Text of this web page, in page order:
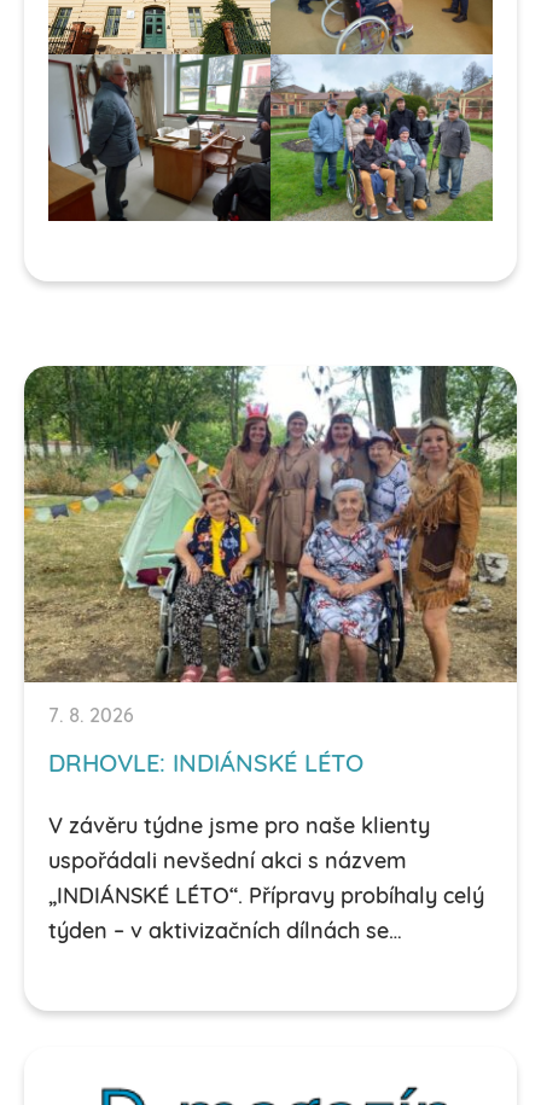
7. 8. 2026
DRHOVLE: INDIÁNSKÉ LÉTO
V závěru týdne jsme pro naše klienty
uspořádali nevšední akci s názvem
„INDIÁNSKÉ LÉTO“. Přípravy probíhaly celý
týden – v aktivizačních dílnách se…